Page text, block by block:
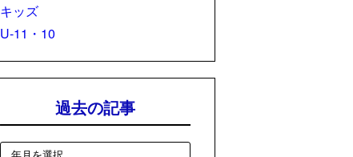
キッズ
U-11・10
過去の記事